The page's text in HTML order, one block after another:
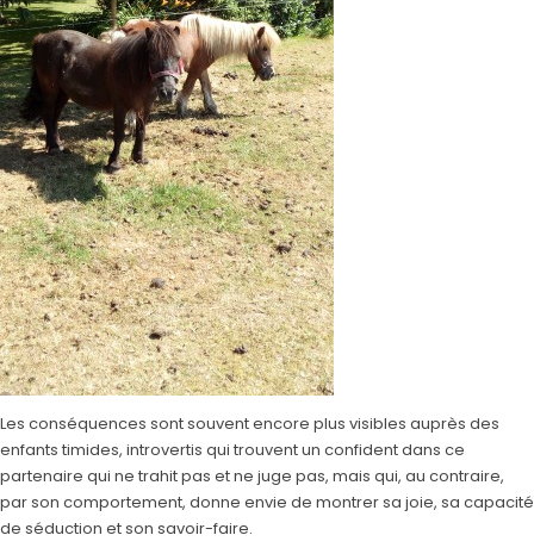
Les conséquences sont souvent encore plus visibles auprès des
enfants timides, introvertis qui trouvent un confident dans ce
partenaire qui ne trahit pas et ne juge pas, mais qui, au contraire,
par son comportement, donne envie de montrer sa joie, sa capacité
de séduction et son savoir-faire.